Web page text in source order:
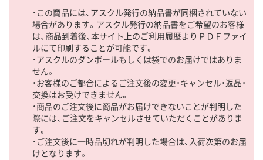
・この商品には、アスクル発行の納品書が同梱されていない
場合があります。アスクル発行の納品書をご希望のお客様
は、商品到着後、本サイト上のご利用履歴よりＰＤＦファイ
ルにて印刷することが可能です。
・アスクルのダンボールもしくは袋でのお届けではありま
せん。
・お客様のご都合によるご注文後の変更・キャンセル・返品・
交換はお受けできません。
・商品のご注文後に商品がお届けできないことが判明した
際には、ご注文をキャンセルさせていただくことがありま
す。
・ご注文後に一時品切れが判明した場合は、入荷次第のお届
けとなります。